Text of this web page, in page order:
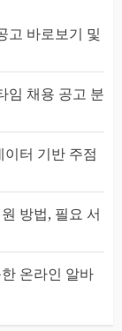
고 바로보기 및
임 채용 공고 분
터 기반 주점
방법, 필요 서
온라인 알바